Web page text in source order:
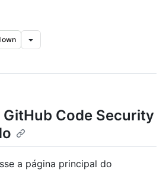
Code Security
a página principal do